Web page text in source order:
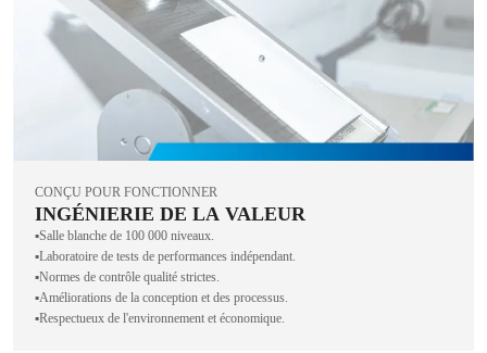
CONÇU POUR FONCTIONNER
INGÉNIERIE DE LA VALEUR
▪️Salle blanche de 100 000 niveaux.
▪️Laboratoire de tests de performances indépendant.
▪️Normes de contrôle qualité strictes.
▪️Améliorations de la conception et des processus.
▪️Respectueux de l'environnement et économique.